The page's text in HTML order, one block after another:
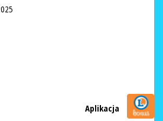
Aplikacja